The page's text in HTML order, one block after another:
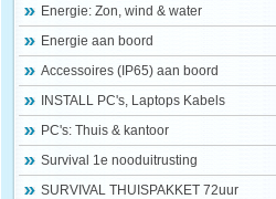
Energie: Zon, wind & water
Energie aan boord
Accessoires (IP65) aan boord
INSTALL PC's, Laptops Kabels
PC's: Thuis & kantoor
Survival 1e nooduitrusting
SURVIVAL THUISPAKKET 72uur